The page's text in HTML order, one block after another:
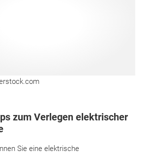
zum Verlegen elektrischer
Sie eine elektrische